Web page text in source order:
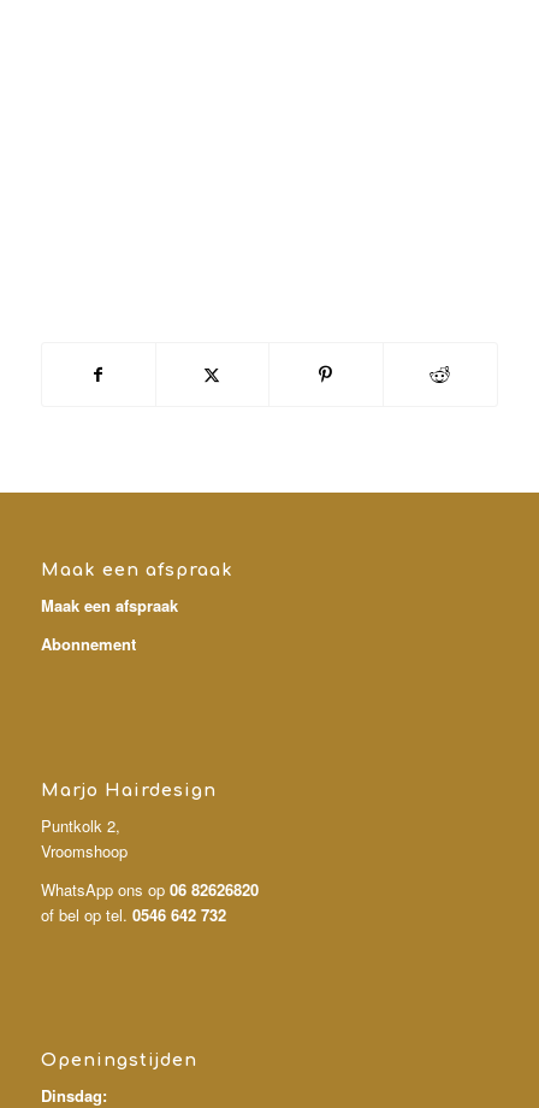
Maak een afspraak
Maak een afspraak
Abonnement
Marjo Hairdesign
Puntkolk 2,
Vroomshoop
WhatsApp ons op 06 82626820
of bel op tel. 0546 642 732
Openingstijden
Dinsdag: